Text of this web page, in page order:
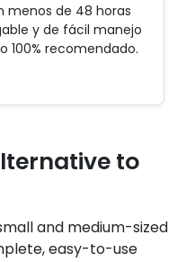
menos de 48 horas
y de fácil manejo
100% recomendado.
to
and medium-sized
easy-to-use